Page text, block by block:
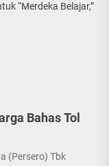
“Merdeka Belajar,”
Bahas Tol
(Persero) Tbk